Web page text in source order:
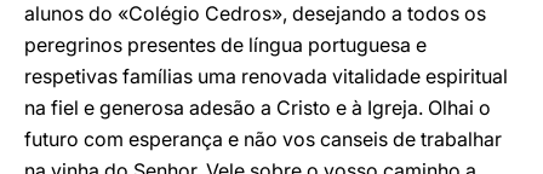
alunos do «Colégio Cedros», desejando a todos os
peregrinos presentes de língua portuguesa e
respetivas famílias uma renovada vitalidade espiritual
na fiel e generosa adesão a Cristo e à Igreja. Olhai o
futuro com esperança e não vos canseis de trabalhar